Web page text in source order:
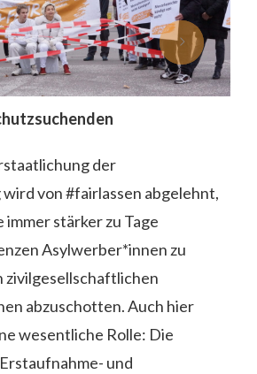
der
von #fairlassen abgelehnt,
immer stärker zu Tage
Asylwerber*innen zu
zivilgesellschaftlichen
abzuschotten. Auch hier
wesentliche Rolle: Die
und